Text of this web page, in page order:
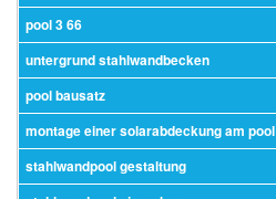
pool 3 66
untergrund stahlwandbecken
pool bausatz
montage einer solarabdeckung am pool
stahlwandpool gestaltung